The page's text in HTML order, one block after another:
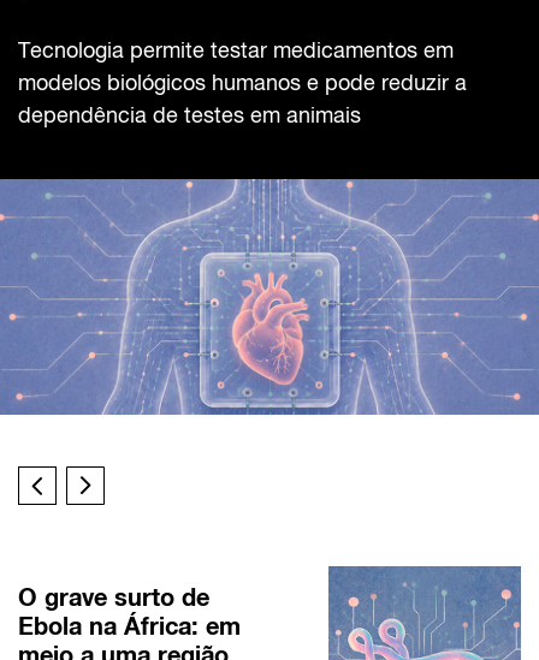
Tecnologia permite testar medicamentos em
modelos biológicos humanos e pode reduzir a
dependência de testes em animais
O grave surto de
Ebola na África: em
meio a uma região